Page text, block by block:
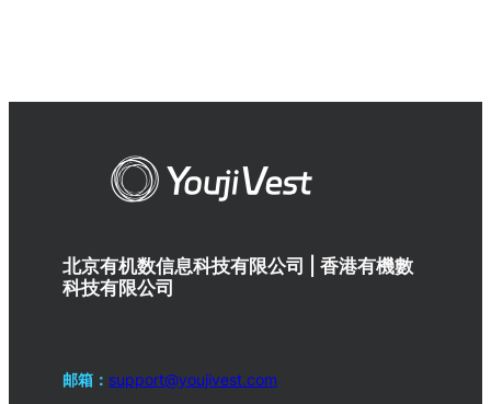
北京有机数信息科技有限公司 | 香港有機數
科技有限公司
邮箱： support@youjivest.com